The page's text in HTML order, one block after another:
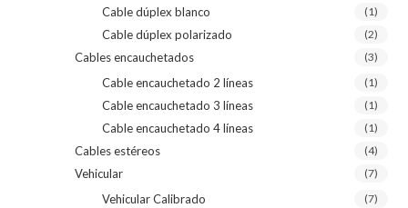
Cable dúplex blanco (1)
Cable dúplex polarizado (2)
Cables encauchetados (3)
Cable encauchetado 2 líneas (1)
Cable encauchetado 3 líneas (1)
Cable encauchetado 4 líneas (1)
Cables estéreos (4)
Vehicular (7)
Vehicular Calibrado (7)